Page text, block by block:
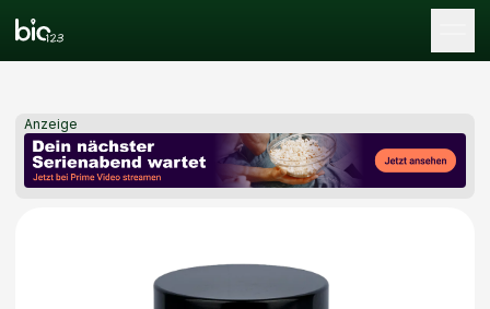
Anzeige